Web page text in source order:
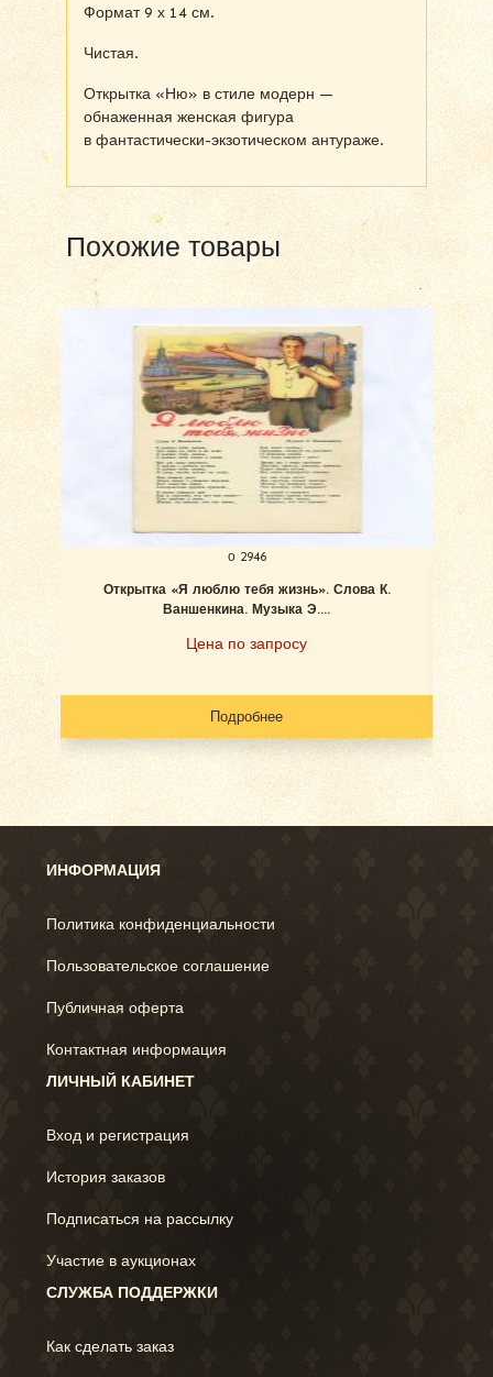
Формат 9 х 14 см.
Чистая.
Открытка «Ню» в стиле модерн —
обнаженная женская фигура
в фантастически-экзотическом антураже.
Похожие товары
о 2946
Открытка «Я люблю тебя жизнь». Слова К.
Ваншенкина. Музыка Э....
Цена по запросу
Подробнее
ИНФОРМАЦИЯ
Политика конфиденциальности
Пользовательское соглашение
Публичная оферта
Контактная информация
ЛИЧНЫЙ КАБИНЕТ
Вход и регистрация
История заказов
Подписаться на рассылку
Участие в аукционах
СЛУЖБА ПОДДЕРЖКИ
Как сделать заказ